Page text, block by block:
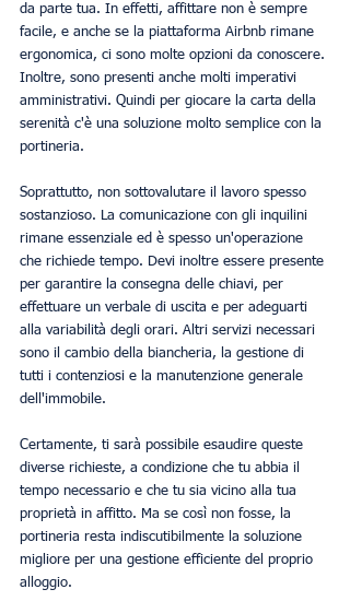
da parte tua. In effetti, affittare non è sempre
facile, e anche se la piattaforma Airbnb rimane
ergonomica, ci sono molte opzioni da conoscere.
Inoltre, sono presenti anche molti imperativi
amministrativi. Quindi per giocare la carta della
serenità c'è una soluzione molto semplice con la
portineria.
Soprattutto, non sottovalutare il lavoro spesso
sostanzioso. La comunicazione con gli inquilini
rimane essenziale ed è spesso un'operazione
che richiede tempo. Devi inoltre essere presente
per garantire la consegna delle chiavi, per
effettuare un verbale di uscita e per adeguarti
alla variabilità degli orari. Altri servizi necessari
sono il cambio della biancheria, la gestione di
tutti i contenziosi e la manutenzione generale
dell'immobile.
Certamente, ti sarà possibile esaudire queste
diverse richieste, a condizione che tu abbia il
tempo necessario e che tu sia vicino alla tua
proprietà in affitto. Ma se così non fosse, la
portineria resta indiscutibilmente la soluzione
migliore per una gestione efficiente del proprio
alloggio.